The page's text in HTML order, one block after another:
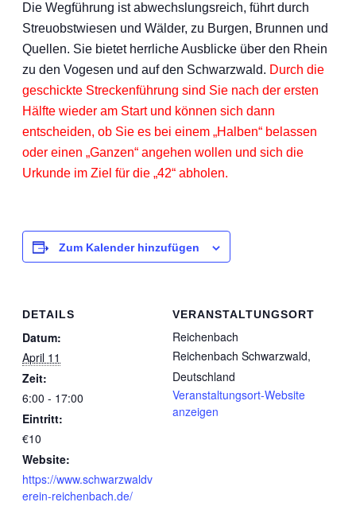
Die Wegführung ist abwechslungsreich, führt durch
Streuobstwiesen und Wälder, zu Burgen, Brunnen und
Quellen. Sie bietet herrliche Ausblicke über den Rhein
zu den Vogesen und auf den Schwarzwald. Durch die
geschickte Streckenführung sind Sie nach der ersten
Hälfte wieder am Start und können sich dann
entscheiden, ob Sie es bei einem „Halben“ belassen
oder einen „Ganzen“ angehen wollen und sich die
Urkunde im Ziel für die „42“ abholen.
Zum Kalender hinzufügen
DETAILS
Datum:
April 11
Zeit:
6:00 - 17:00
Eintritt:
€10
Website:
https://www.schwarzwaldv
erein-reichenbach.de/
VERANSTALTUNGSORT
Reichenbach
Reichenbach Schwarzwald,
Deutschland
Veranstaltungsort-Website
anzeigen